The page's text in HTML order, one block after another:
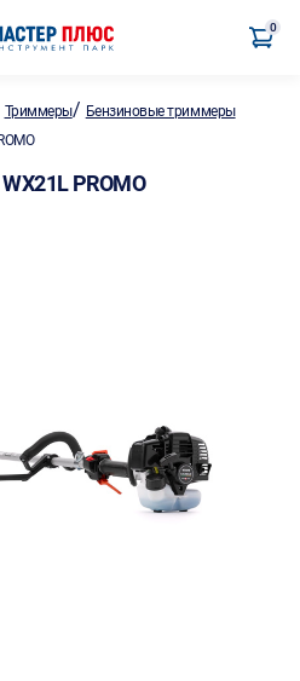
0
Триммеры/ Бензиновые триммеры
PROMO